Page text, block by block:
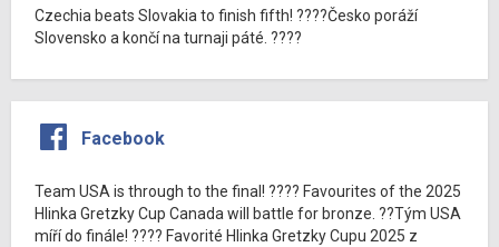
Czechia beats Slovakia to finish fifth! ????Česko poráží
Slovensko a končí na turnaji páté. ????
Facebook
Team USA is through to the final! ???? Favourites of the 2025
Hlinka Gretzky Cup Canada will battle for bronze. ??Tým USA
míří do finále! ???? Favorité Hlinka Gretzky Cupu 2025 z